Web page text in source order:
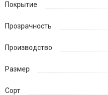
Покрытие
Прозрачность
Производство
Размер
Сорт